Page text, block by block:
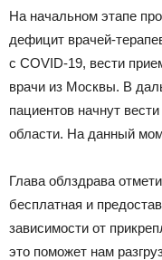
На начальном этапе
дефицит врачей-
с COVID-19, вести
врачи из Москвы. В
пациентов начнут
области. На данный
Глава облздрава
бесплатная и
зависимости от
это поможет нам